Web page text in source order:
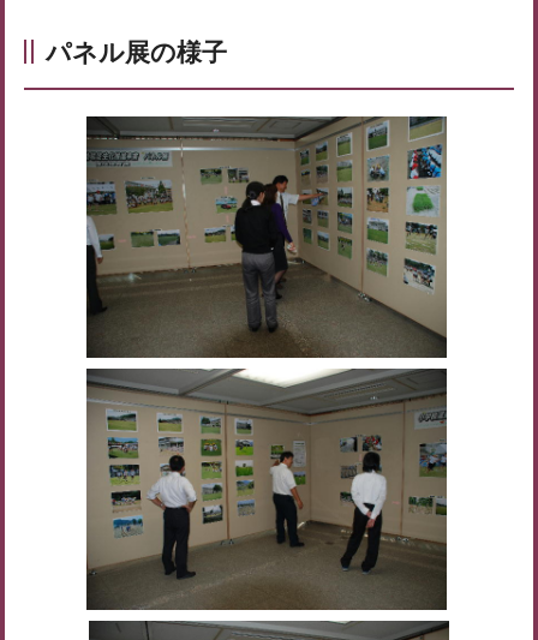
パネル展の様子